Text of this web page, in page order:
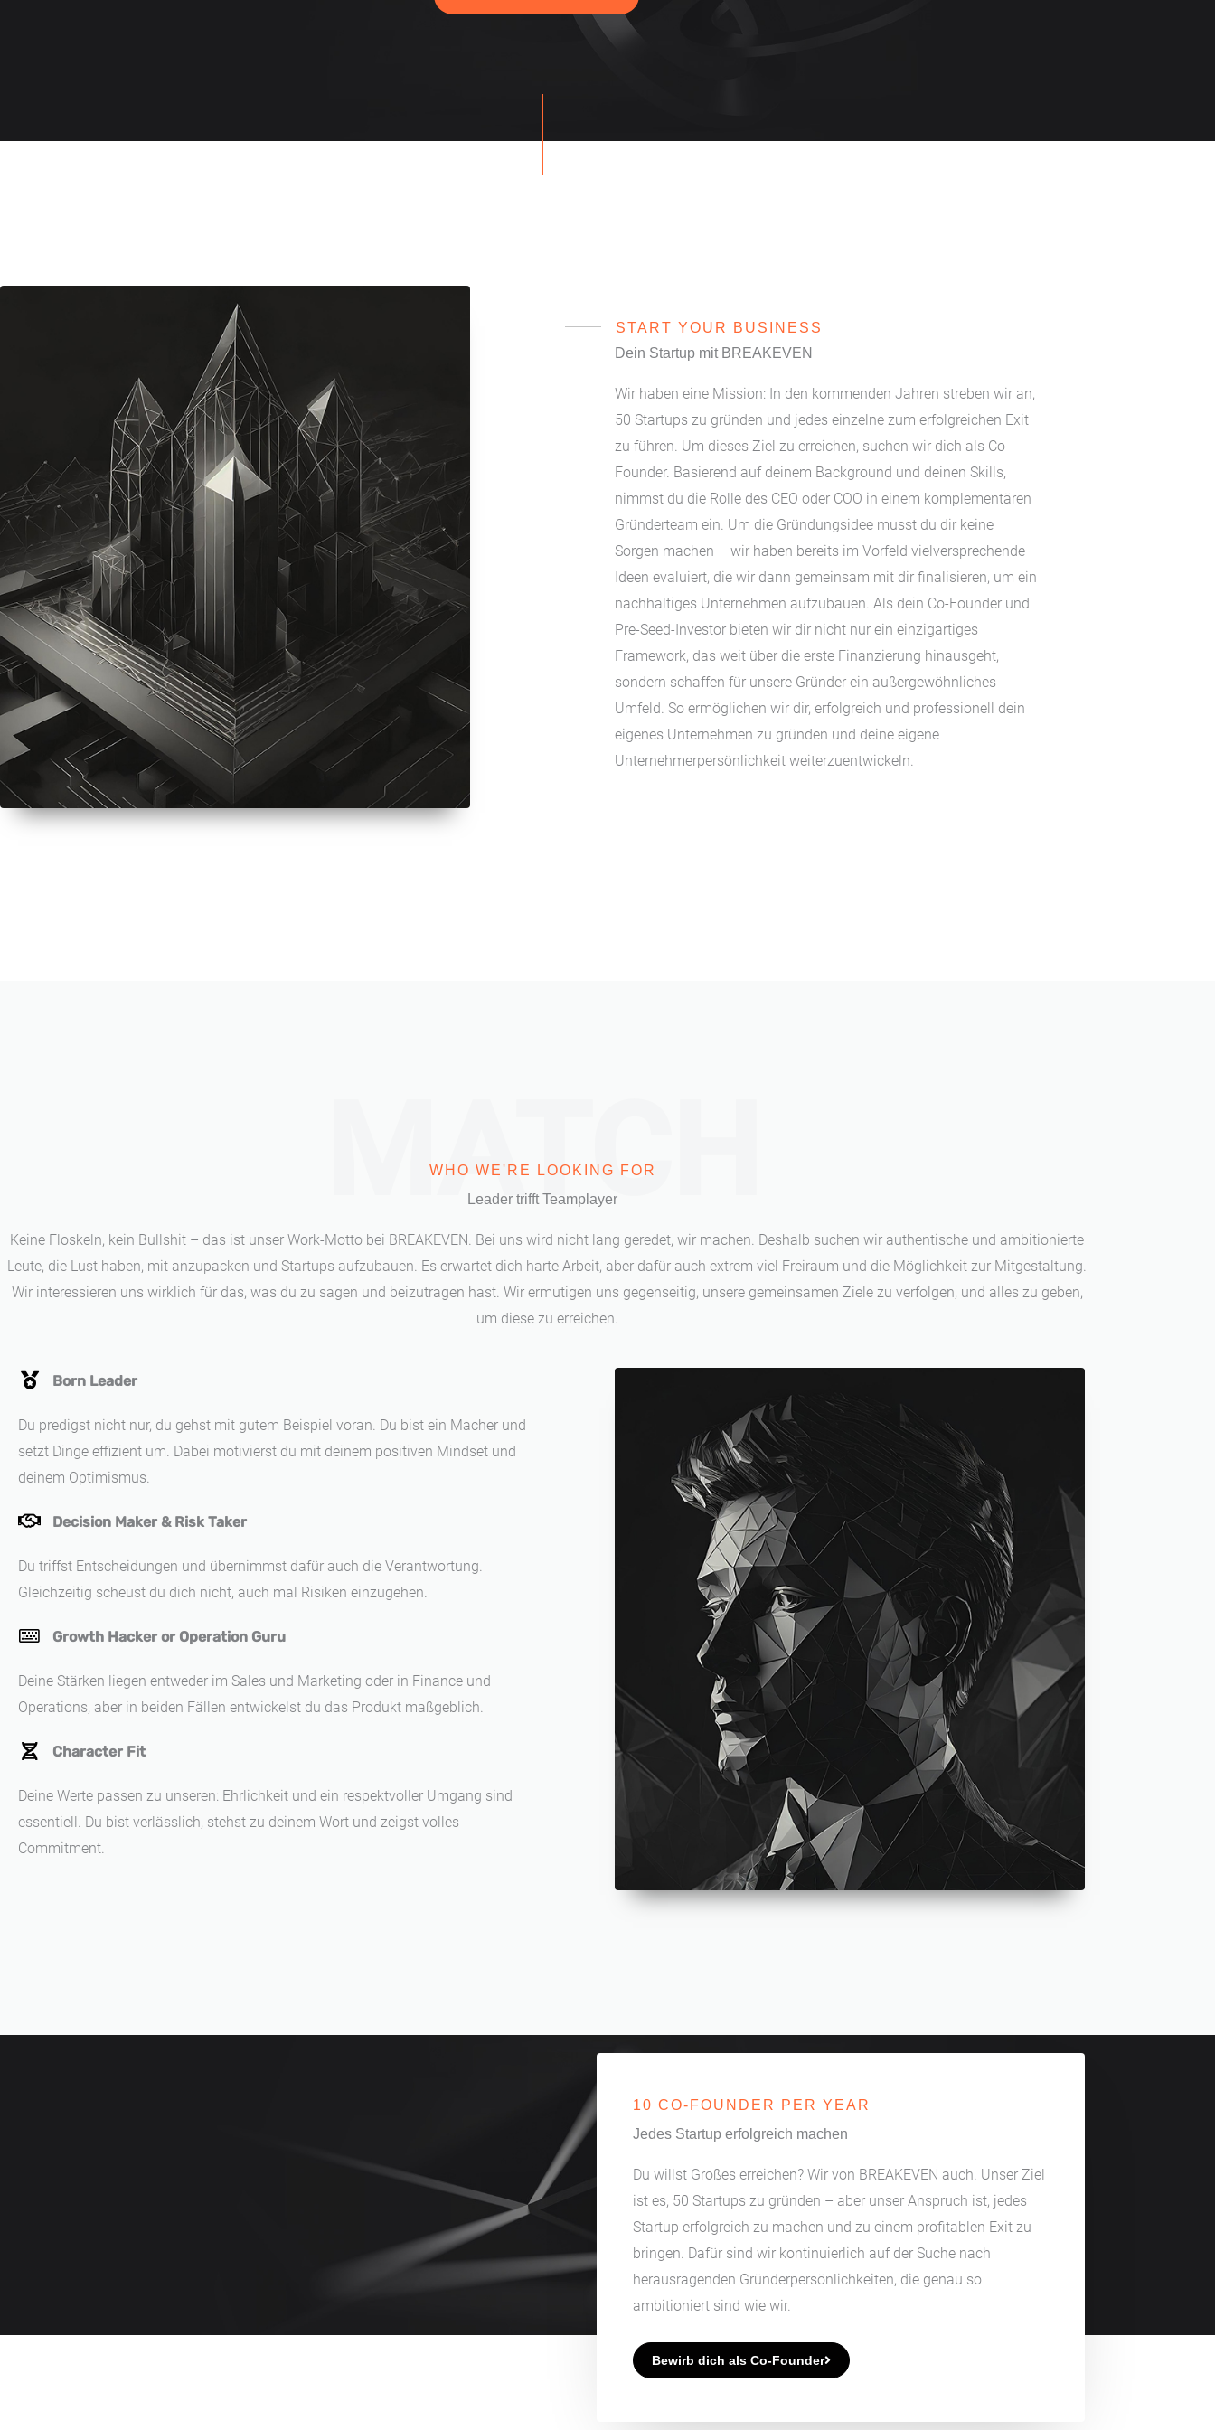
START YOUR BUSINESS
Dein Startup mit BREAKEVEN
Wir haben eine Mission: In den kommenden Jahren streben wir an,
50 Startups zu gründen und jedes einzelne zum erfolgreichen Exit
zu führen. Um dieses Ziel zu erreichen, suchen wir dich als Co-
Founder. Basierend auf deinem Background und deinen Skills,
nimmst du die Rolle des CEO oder COO in einem komplementären
Gründerteam ein. Um die Gründungsidee musst du dir keine
Sorgen machen – wir haben bereits im Vorfeld vielversprechende
Ideen evaluiert, die wir dann gemeinsam mit dir finalisieren, um ein
nachhaltiges Unternehmen aufzubauen. Als dein Co-Founder und
Pre-Seed-Investor bieten wir dir nicht nur ein einzigartiges
Framework, das weit über die erste Finanzierung hinausgeht,
sondern schaffen für unsere Gründer ein außergewöhnliches
Umfeld. So ermöglichen wir dir, erfolgreich und professionell dein
eigenes Unternehmen zu gründen und deine eigene
Unternehmerpersönlichkeit weiterzuentwickeln.
MATCH
WHO WE'RE LOOKING FOR
Leader trifft Teamplayer
Keine Floskeln, kein Bullshit – das ist unser Work-Motto bei BREAKEVEN. Bei uns wird nicht lang geredet, wir machen. Deshalb suchen wir authentische und ambitionierte
Leute, die Lust haben, mit anzupacken und Startups aufzubauen. Es erwartet dich harte Arbeit, aber dafür auch extrem viel Freiraum und die Möglichkeit zur Mitgestaltung.
Wir interessieren uns wirklich für das, was du zu sagen und beizutragen hast. Wir ermutigen uns gegenseitig, unsere gemeinsamen Ziele zu verfolgen, und alles zu geben,
um diese zu erreichen.
Born Leader
Du predigst nicht nur, du gehst mit gutem Beispiel voran. Du bist ein Macher und
setzt Dinge effizient um. Dabei motivierst du mit deinem positiven Mindset und
deinem Optimismus.
Decision Maker & Risk Taker
Du triffst Entscheidungen und übernimmst dafür auch die Verantwortung.
Gleichzeitig scheust du dich nicht, auch mal Risiken einzugehen.
Growth Hacker or Operation Guru
Deine Stärken liegen entweder im Sales und Marketing oder in Finance und
Operations, aber in beiden Fällen entwickelst du das Produkt maßgeblich.
Character Fit
Deine Werte passen zu unseren: Ehrlichkeit und ein respektvoller Umgang sind
essentiell. Du bist verlässlich, stehst zu deinem Wort und zeigst volles
Commitment.
10 CO-FOUNDER PER YEAR
Jedes Startup erfolgreich machen
Du willst Großes erreichen? Wir von BREAKEVEN auch. Unser Ziel
ist es, 50 Startups zu gründen – aber unser Anspruch ist, jedes
Startup erfolgreich zu machen und zu einem profitablen Exit zu
bringen. Dafür sind wir kontinuierlich auf der Suche nach
herausragenden Gründerpersönlichkeiten, die genau so
ambitioniert sind wie wir.
Bewirb dich als Co-Founder